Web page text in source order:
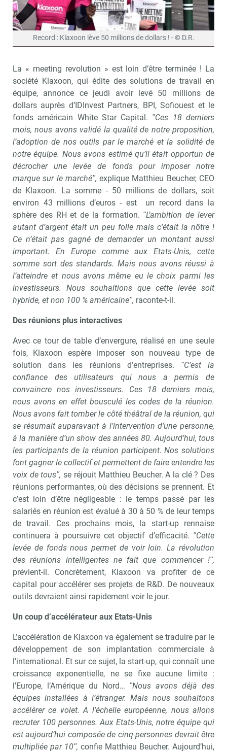
Record : Klaxoon lève 50 millions de dollars ! - © D.R.
La « meeting revolution » est loin d’être terminée ! La
société Klaxoon, qui édite des solutions de travail en
équipe, annonce ce jeudi avoir levé 50 millions de
dollars auprès d’IDInvest Partners, BPI, Sofiouest et le
fonds américain White Star Capital. ʺCes 18 derniers
mois, nous avons validé la qualité de notre proposition,
l’adoption de nos outils par le marché et la solidité de
notre équipe. Nous avons estimé qu’il était opportun de
décrocher une levée de fonds pour imposer notre
marque sur le marchéʺ,explique Matthieu Beucher, CEO
de Klaxoon. La somme - 50 millions de dollars, soit
environ 43 millions d’euros - est un record dans la
sphère des RH et de la formation. ʺL’ambition de lever
autant d’argent était un peu folle mais c’était la nôtre !
Ce n’était pas gagné de demander un montant aussi
important. En Europe comme aux Etats-Unis, cette
somme sort des standards. Mais nous avons réussi à
l’atteindre et nous avons même eu le choix parmi les
investisseurs. Nous souhaitions que cette levée soit
hybride, et non 100 % américaineʺ, raconte-t-il.
Des réunions plus interactives
Avec ce tour de table d’envergure, réalisé en une seule
fois, Klaxoon espère imposer son nouveau type de
solution dans les réunions d’entreprises. ʺC’est la
confiance des utilisateurs qui nous a permis de
convaincre nos investisseurs. Ces 18 derniers mois,
nous avons en effet bousculé les codes de la réunion.
Nous avons fait tomber le côté théâtral de la réunion, qui
se résumait auparavant à l’intervention d’une personne,
à la manière d’un show des années 80. Aujourd’hui, tous
les participants de la réunion participent. Nos solutions
font gagner le collectif et permettent de faire entendre les
voix de tousʺ, se réjouit Matthieu Beucher. A la clé ? Des
réunions performantes, où des décisions se prennent. Et
c’est loin d’être négligeable : le temps passé par les
salariés en réunion est évalué à 30 à 50 % de leur temps
de travail. Ces prochains mois, la start-up rennaise
continuera à poursuivre cet objectif d’efficacité. ʺCette
levée de fonds nous permet de voir loin. La révolution
des réunions intelligentes ne fait que commencer !ʺ,
prévient-il. Concrètement, Klaxoon va profiter de ce
capital pour accélérer ses projets de R&D. De nouveaux
outils devraient ainsi rapidement voir le jour.
Un coup d’accélérateur aux Etats-Unis
L’accélération de Klaxoon va également se traduire par le
développement de son implantation commerciale à
l’international. Et sur ce sujet, la start-up, qui connaît une
croissance exponentielle, ne se fixe aucune limite :
l’Europe, l’Amérique du Nord… ʺNous avons déjà des
équipes installées à l’étranger. Mais nous souhaitons
accélérer ce volet. A l’échelle européenne, nous allons
recruter 100 personnes. Aux Etats-Unis, notre équipe qui
est aujourd’hui composée de cinq personnes devrait être
multipliée par 10ʺ, confie Matthieu Beucher. Aujourd’hui,